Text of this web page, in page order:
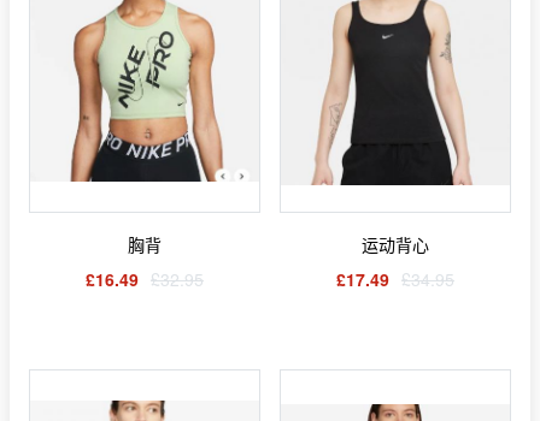
胸背
£16.49 £32.95
运动背心
£17.49 £34.95